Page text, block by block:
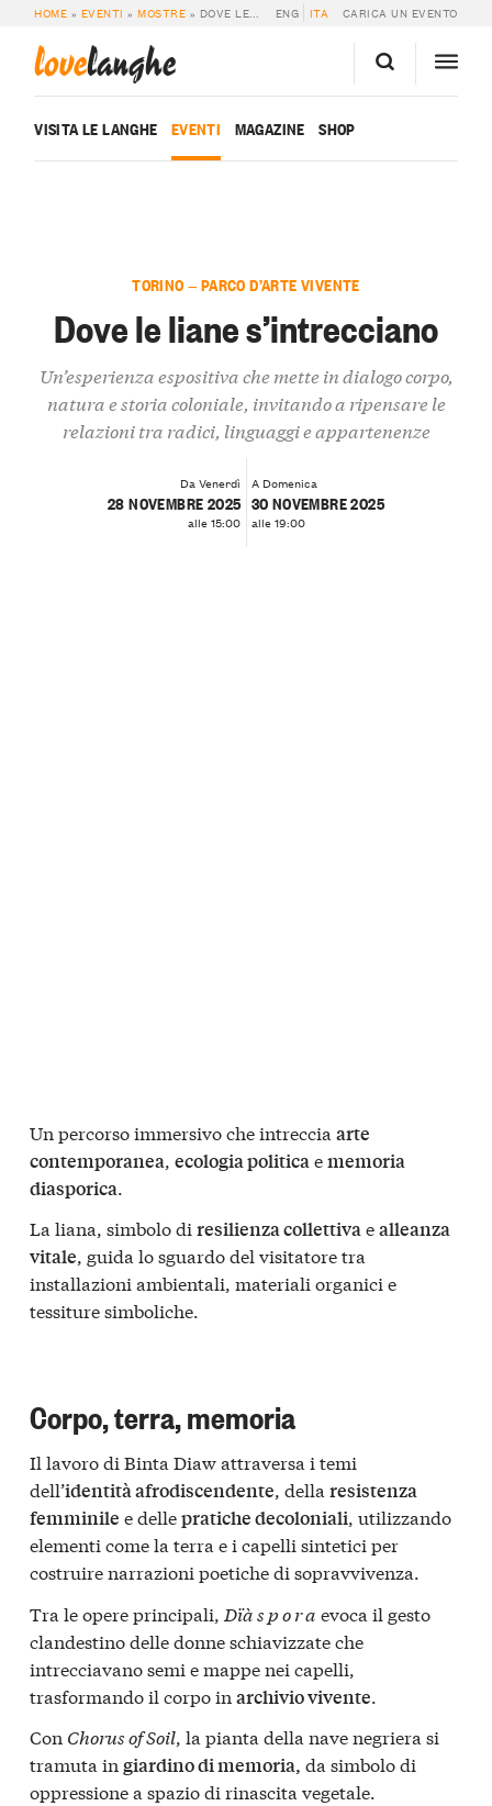
HOME » EVENTI »MOSTRE » DOVE LE LIANE S’INTRECCIANO ENG ITA CARICA UN EVENTO
lovelanghe
VISITA LE LANGHE EVENTI MAGAZINE SHOP
TORINO — PARCO D’ARTE VIVENTE
Dove le liane s’intrecciano
Un’esperienza espositiva che mette in dialogo corpo,
natura e storia coloniale, invitando a ripensare le
relazioni tra radici, linguaggi e appartenenze
Da Venerdì
28 NOVEMBRE 2025
alle 15:00
A Domenica
30 NOVEMBRE 2025
alle 19:00
Un percorso immersivo che intreccia arte
contemporanea, ecologia politicaememoria
diasporica.
La liana, simbolo di resilienza collettivaealleanza
vitale, guida lo sguardo del visitatore tra
installazioni ambientali, materiali organici e
tessiture simboliche.
Corpo, terra, memoria
Il lavoro di Binta Diaw attraversa i temi
dell’identità afrodiscendente, della resistenza
femminile e dellepratiche decoloniali, utilizzando
elementi come la terra e i capelli sintetici per
costruire narrazioni poetiche di sopravvivenza.
Tra le opere principali, Dïà s p o r a evoca il gesto
clandestino delle donne schiavizzate che
intrecciavano semi e mappe nei capelli,
trasformando il corpo in archivio vivente.
Con Chorus of Soil, la pianta della nave negriera si
tramuta in giardino di memoria, da simbolo di
oppressione a spazio di rinascita vegetale.